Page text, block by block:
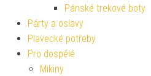
Pánské trekové boty
Párty a oslavy
Plavecké potřeby
Pro dospělé
Mikiny